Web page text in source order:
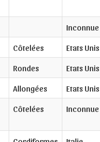
Inconnue
Côtelées
Etats Unis
Rondes
Etats Unis
Allongées
Etats Unis
Côtelées Inconnue